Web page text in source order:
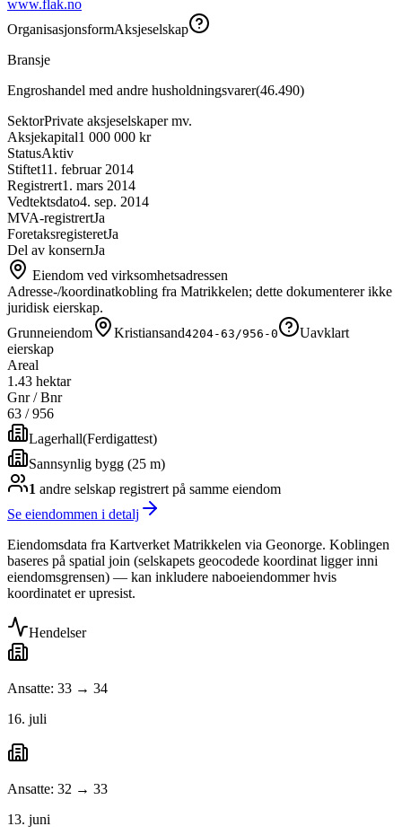
www.flak.no
OrganisasjonsformAksjeselskap
Bransje
Engroshandel med andre husholdningsvarer(46.490)
SektorPrivate aksjeselskaper mv.
Aksjekapital1 000 000 kr
StatusAktiv
Stiftet11. februar 2014
Registrert1. mars 2014
Vedtektsdato4. sep. 2014
MVA-registrertJa
ForetaksregisteretJa
Del av konsernJa
Eiendom ved virksomhetsadressen
Adresse-/koordinatkobling fra Matrikkelen; dette dokumenterer ikke
juridisk eierskap.
Grunneiendom
Kristiansand4204-63/956-0
Uavklart
eierskap
Areal
1.43 hektar
Gnr / Bnr
63 /956
Lagerhall(Ferdigattest)
Sannsynlig bygg (25 m)
1 andre selskap registrert på samme eiendom
Se eiendommen i detalj
Eiendomsdata fra Kartverket Matrikkelen via Geonorge. Koblingen
baseres på spatial join (selskapets geocodede koordinat ligger inni
eiendomsgrensen) — kan inkludere naboeiendommer hvis
koordinatet er upresist.
Hendelser
Ansatte: 33 → 34
16. juli
Ansatte: 32 → 33
13. juni